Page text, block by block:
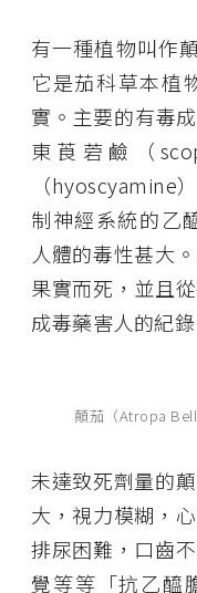
有一種植物叫作
它是茄科草本植
實。主要的有毒
東莨菪鹼（
（hyoscyamine
制神經系統的乙
人體的毒性甚大
果實而死，並且
成毒藥害人的紀錄
顛茄（Atropa
未達致死劑量的
大，視力模糊，
排尿困難，口齒
覺等等「抗乙醯